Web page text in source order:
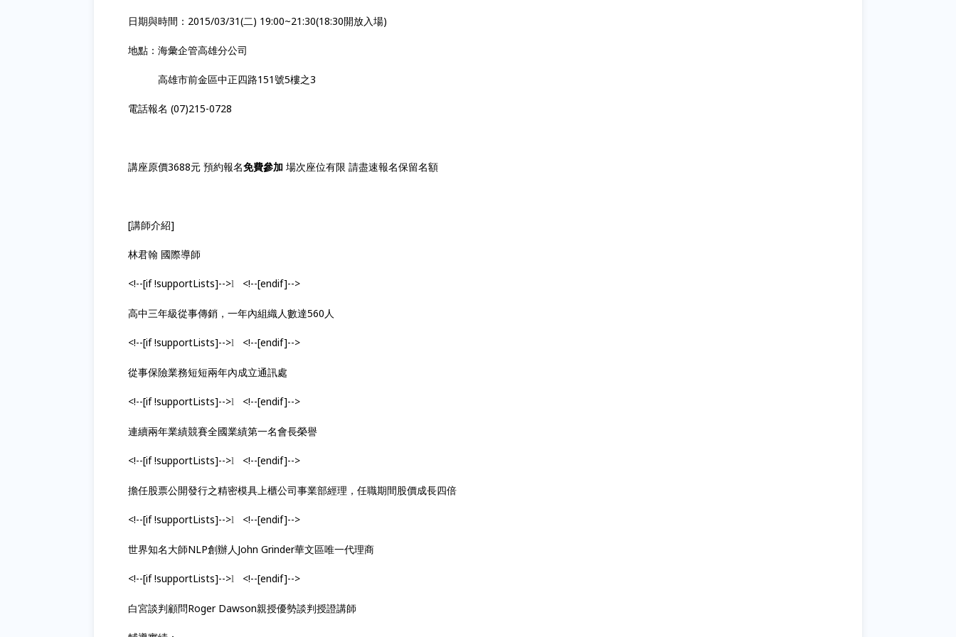
日期與時間：2015/03/31(二) 19:00~21:30(18:30開放入場)
地點：海彙企管高雄分公司
高雄市前金區中正四路151號5樓之3
電話報名 (07)215-0728
講座原價3688元 預約報名免費參加 場次座位有限 請盡速報名保留名額
[講師介紹]
林君翰 國際導師
<!--[if !supportLists]-->l <!--[endif]-->
高中三年級從事傳銷，一年內組織人數達560人
<!--[if !supportLists]-->l <!--[endif]-->
從事保險業務短短兩年內成立通訊處
<!--[if !supportLists]-->l <!--[endif]-->
連續兩年業績競賽全國業績第一名會長榮譽
<!--[if !supportLists]-->l <!--[endif]-->
擔任股票公開發行之精密模具上櫃公司事業部經理，任職期間股價成長四倍
<!--[if !supportLists]-->l <!--[endif]-->
世界知名大師NLP創辦人John Grinder華文區唯一代理商
<!--[if !supportLists]-->l <!--[endif]-->
白宮談判顧問Roger Dawson親授優勢談判授證講師